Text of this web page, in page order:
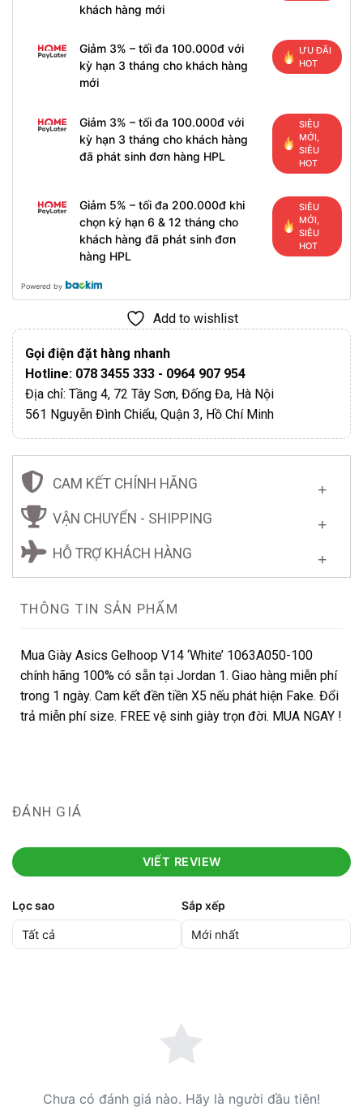
khách hàng mới
Giảm 3% – tối đa 100.000đ với
kỳ hạn 3 tháng cho khách hàng
mới
ƯU ĐÃI
HOT
Giảm 3% – tối đa 100.000đ với
kỳ hạn 3 tháng cho khách hàng
đã phát sinh đơn hàng HPL
SIÊU
MỚI,
SIÊU
HOT
Giảm 5% – tối đa 200.000đ khi
chọn kỳ hạn 6 & 12 tháng cho
khách hàng đã phát sinh đơn
hàng HPL
SIÊU
MỚI,
SIÊU
HOT
Powered by
Add to wishlist
Gọi điện đặt hàng nhanh
Hotline: 078 3455 333 - 0964 907 954
Địa chỉ: Tầng 4, 72 Tây Sơn, Đống Đa, Hà Nội
561 Nguyễn Đình Chiểu, Quận 3, Hồ Chí Minh
CAM KẾT CHÍNH HÃNG
VẬN CHUYỂN - SHIPPING
HỖ TRỢ KHÁCH HÀNG
THÔNG TIN SẢN PHẨM
Mua Giày Asics Gelhoop V14 ‘White’ 1063A050-100
chính hãng 100% có sẵn tại Jordan 1. Giao hàng miễn phí
trong 1 ngày. Cam kết đền tiền X5 nếu phát hiện Fake. Đổi
trả miễn phí size. FREE vệ sinh giày trọn đời. MUA NGAY !
ĐÁNH GIÁ
VIẾT REVIEW
Lọc sao Sắp xếp
Chưa có đánh giá nào. Hãy là người đầu tiên!